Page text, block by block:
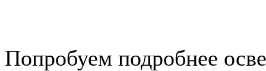
Попробуем подробнее